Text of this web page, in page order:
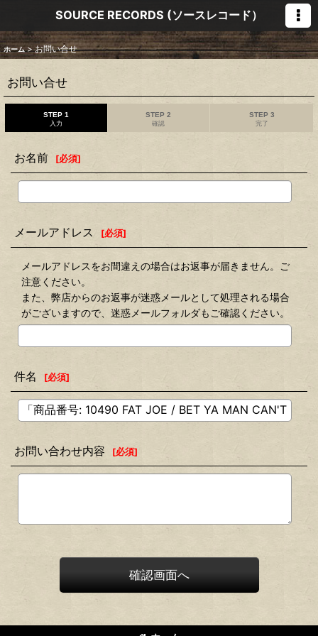
SOURCE RECORDS (ソースレコード）
ホーム > お問い合せ
お問い合せ
STEP 1
入力
STEP 2
確認
STEP 3
完了
お名前 [必須]
メールアドレス [必須]
メールアドレスをお間違えの場合はお返事が届きません。ご
注意ください。
また、弊店からのお返事が迷惑メールとして処理される場合
がございますので、迷惑メールフォルダもご確認ください。
件名 [必須]
お問い合わせ内容 [必須]
確認画面へ